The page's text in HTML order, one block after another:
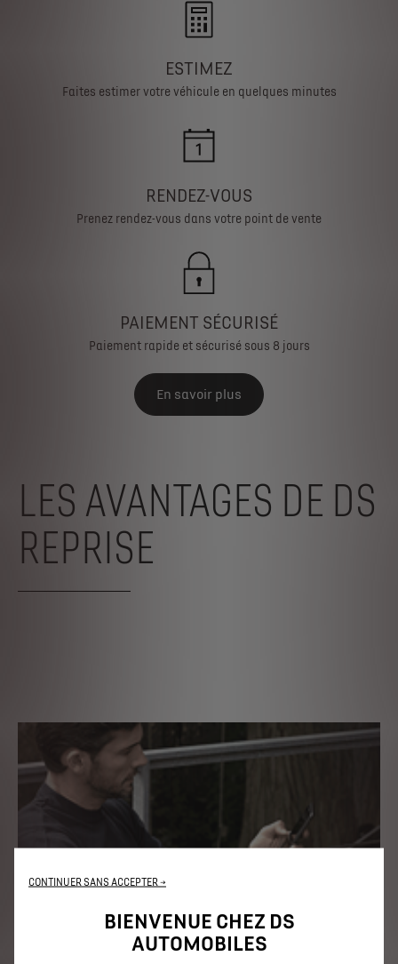
ESTIMEZ
Faites estimer votre véhicule en quelques minutes
RENDEZ-VOUS
Prenez rendez-vous dans votre point de vente
PAIEMENT SÉCURISÉ
Paiement rapide et sécurisé sous 8 jours
En savoir plus
LES AVANTAGES DE DS
REPRISE
CONTINUER SANS ACCEPTER →
BIENVENUE CHEZ DS
AUTOMOBILES